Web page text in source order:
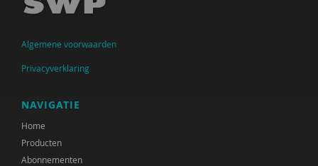
Jolanda Douma
Roelof Hortulanus
Algemene voorwaarden
Privacyverklaring
NAVIGATIE
Home
Producten
Abonnementen